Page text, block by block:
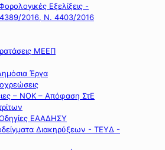
Εξελίξεις -
2016, Ν. 4403/2016
ΜΕΕΠ
Έργα
– ΝΟΚ – Απόφαση ΣτΕ
Οδηγίες ΕΑΑΔΗΣΥ
Διακηρύξεων - ΤΕΥΔ -